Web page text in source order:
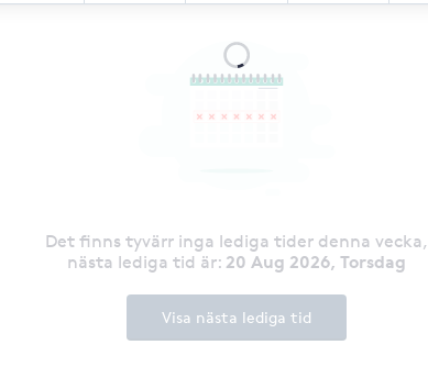
Det finns tyvärr inga lediga tider denna vecka,
nästa lediga tid är: 20 Aug 2026, Torsdag
Visa nästa lediga tid